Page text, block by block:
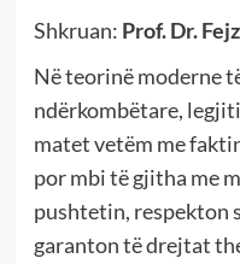
Shkruan: Prof. Dr.
Në teorinë moderne
ndërkombëtare,
matet vetëm me
por mbi të gjitha me
pushtetin, respekton
garanton të drejtat